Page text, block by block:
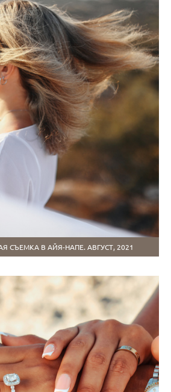
СЪЕМКА В АЙЯ-НАПЕ. АВГУСТ, 2021